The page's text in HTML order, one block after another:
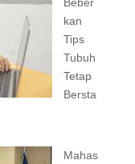
Beber
kan
Tips
Tubuh
Tetap
Bersta
Mahas